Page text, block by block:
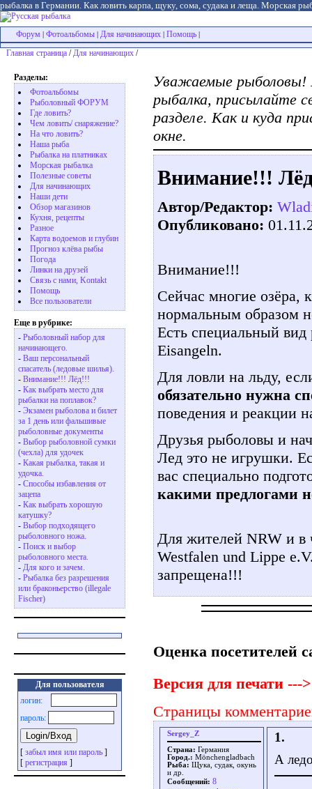
рыбалка в Германии. Как ловить карпа, щуку, сома, судака и леща. Морская
Форум Фотоальбомы Для начинающих Помощь
Главная страница /Для начинающих /
Разделы:
Фотоальбомы
Рыболовный ФОРУМ
Где ловить?
Чем ловить/ снаряжение?
На что ловить?
Наша рыба
Рыбалка на платниках
Морская рыбалка
Полезные советы
Для начинающих
Наши дети
Обзор магазинов
Кухня, рецепты
Разное
Карта водоемов и глубин
Прогноз клёва рыбы
Погода
Линки на друзей
Связь с нами, Kontakt
Помощь
Все пользователи
Еще в рубрике:
- Рыболовный набор для
начинающего.
- Ваш персональный
спасатель (ледовые шилья).
- Внимание!!! Лёд!!!
- Как выбрать место для
рыбалки на поплавок?
- Экзамен рыболова и билет
за 1 день или фальшивые
рыболовные документы
- Выбор рыболовной сумки
(чехла) для удочек
- Какая рыбалка, такая и
удочка.
- Способы избавления от
зацепа
- Как выбрать хорошую
катушку?
- Выбор подходящего
рыболовного ножа.
- Поиск и выбор
рыболовного места.
- Для кого и зачем.
- Рыбалка без разрешения
или браконьерство (illegale
Fischer)
Для пользователя
логин:
пароль:
[ забыл имя или пароль ]
[ регистрация ]
Уважаемые рыболовы!
рыбалка, присылайте
разделе. Как и куда
окне.
Внимание!!!
Автор/Редактор:
Опубликовано:
Внимание!!!
Сейчас многие озёра,
нормальным образом
Есть специальный
Eisangeln.
Для ловли на льду,
обязательно нужна
поведения и реакции
Друзья рыболовы и
Лед это не игрушки.
вас специально
какими предлогами
Для жителей NRW и в
Westfalen und Lippe
запрещена!!!
Оценка посетителей
Версия для печати --->
Страницы
Sergey_Z
Страна: Германия
Город.: Mönchengladbach
Рыба: Щука, судак, окунь
и др.
Сообщений: 8
1.
А